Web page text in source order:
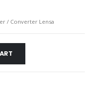
/ Converter Lensa